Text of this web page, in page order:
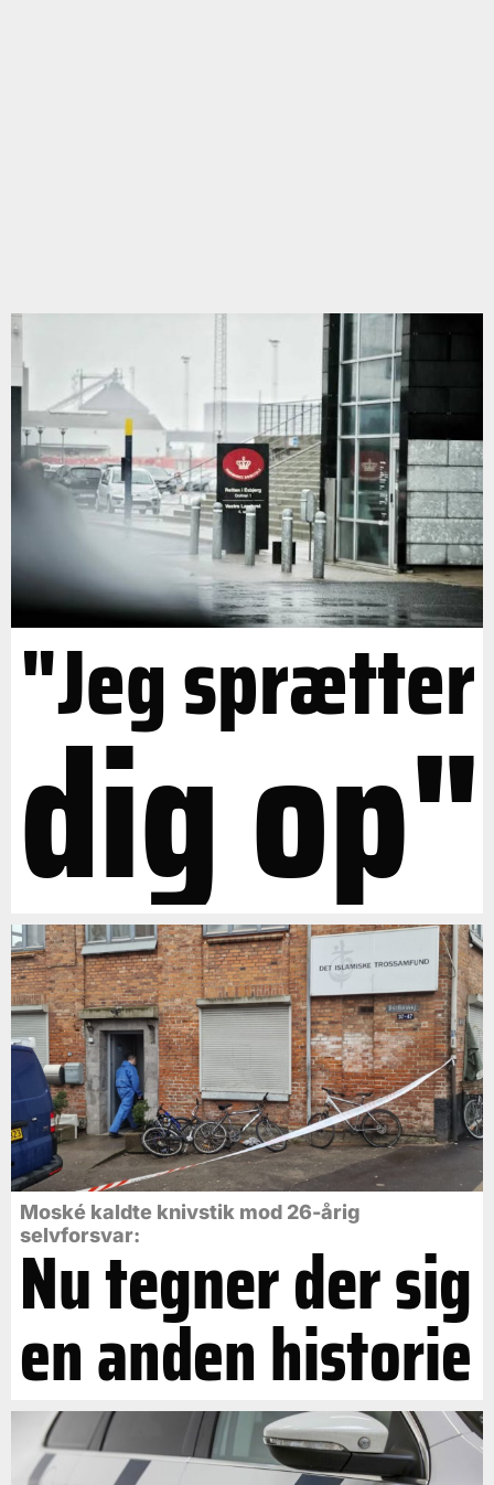
"Jeg sprætter
dig op"
Moské kaldte knivstik mod 26-årig
selvforsvar:
Nu tegner der sig
en anden historie